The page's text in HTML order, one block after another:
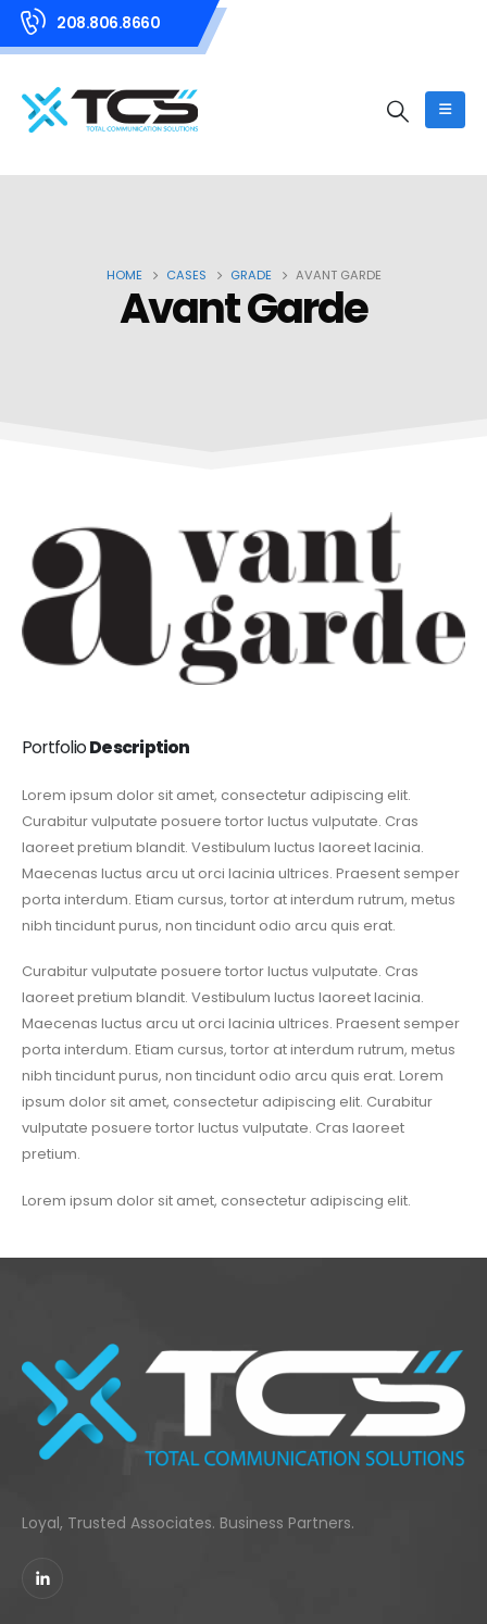
208.806.8660
HOME CASES GRADE AVANT GARDE
Avant Garde
PortfolioDescription
Lorem ipsum dolor sit amet, consectetur adipiscing elit.
Curabitur vulputate posuere tortor luctus vulputate. Cras
laoreet pretium blandit. Vestibulum luctus laoreet lacinia.
Maecenas luctus arcu ut orci lacinia ultrices. Praesent semper
porta interdum. Etiam cursus, tortor at interdum rutrum, metus
nibh tincidunt purus, non tincidunt odio arcu quis erat.
Curabitur vulputate posuere tortor luctus vulputate. Cras
laoreet pretium blandit. Vestibulum luctus laoreet lacinia.
Maecenas luctus arcu ut orci lacinia ultrices. Praesent semper
porta interdum. Etiam cursus, tortor at interdum rutrum, metus
nibh tincidunt purus, non tincidunt odio arcu quis erat. Lorem
ipsum dolor sit amet, consectetur adipiscing elit. Curabitur
vulputate posuere tortor luctus vulputate. Cras laoreet
pretium.
Lorem ipsum dolor sit amet, consectetur adipiscing elit.
Loyal, Trusted Associates. Business Partners.